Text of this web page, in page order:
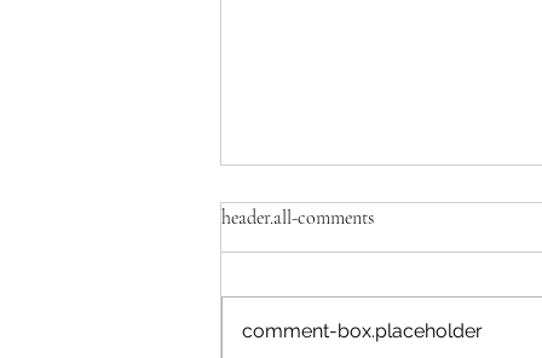
農薬不使用や自然栽培
農薬不使用や自然栽培というと、
も美味しい作物を作ろうと思え
header.all-comments
comment-box.placeholder